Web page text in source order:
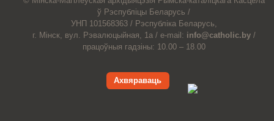
ў Рэспубліцы Беларусь /
УНП 101568363 / Рэспубліка Беларусь,
г. Мінск, вул. Рэвалюцыйная, 1а / e-mail: info@catholic.by /
працоўныя гадзіны: 10.00 – 18.00
Ахвяраваць